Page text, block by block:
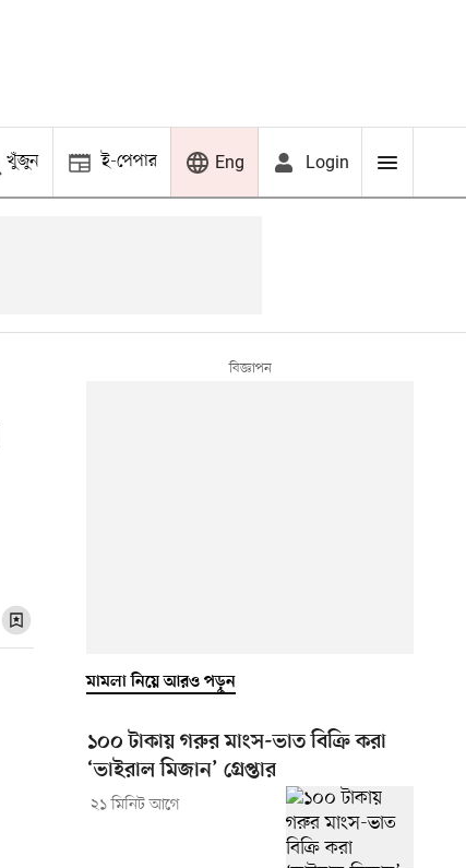
খুঁজুন ই-পেপার Eng Login
মামলা নিয়ে আরও পড়ুন
১০০ টাকায় গরুর মাংস-ভাত বিক্রি করা
‘ভাইরাল মিজান’ গ্রেপ্তার
২১ মিনিট আগে